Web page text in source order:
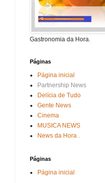
Gastronomia da Hora.
Páginas
Página inicial
Partnership News
Delícia de Tudo
Gente News
Cinema
MUSICA NEWS
News da Hora .
Páginas
Página inicial